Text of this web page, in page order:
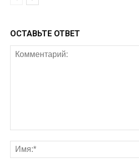
ОСТАВЬТЕ ОТВЕТ